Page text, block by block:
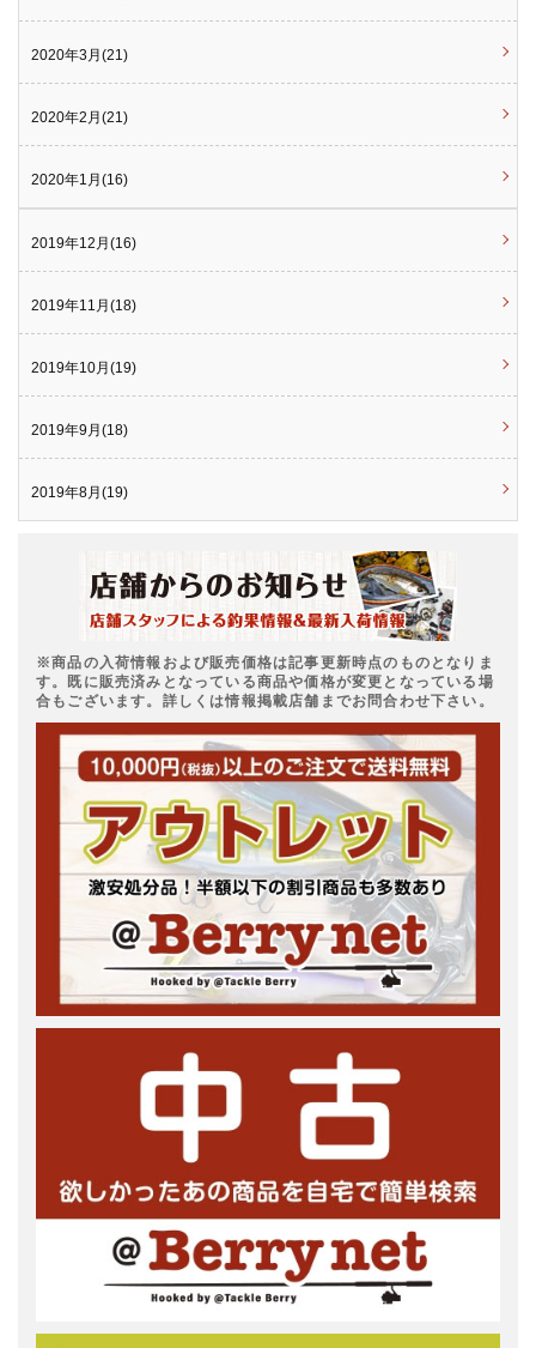
2020年3月(21)
2020年2月(21)
2020年1月(16)
2019年12月(16)
2019年11月(18)
2019年10月(19)
2019年9月(18)
2019年8月(19)
※商品の入荷情報および販売価格は記事更新時点のものとなりま
す。既に販売済みとなっている商品や価格が変更となっている場
合もございます。詳しくは情報掲載店舗までお問合わせ下さい。